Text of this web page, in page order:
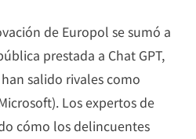
de Europol se sumó a
prestada a Chat GPT,
salido rivales como
Los expertos de
cómo los delincuentes